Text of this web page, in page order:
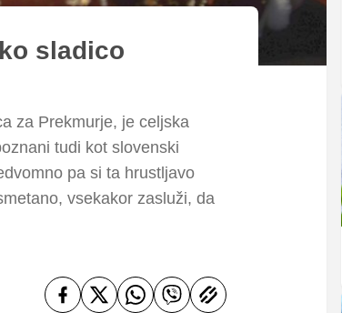
sladico
za Prekmurje, je celjska
tudi kot slovenski
pa si ta hrustljavo
vsekakor zasluži, da